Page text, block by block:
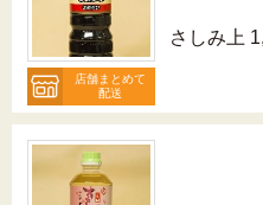
店舗まとめて
配送
さしみ上